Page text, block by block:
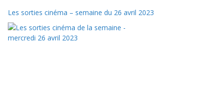
Les sorties cinéma – semaine du 26 avril 2023